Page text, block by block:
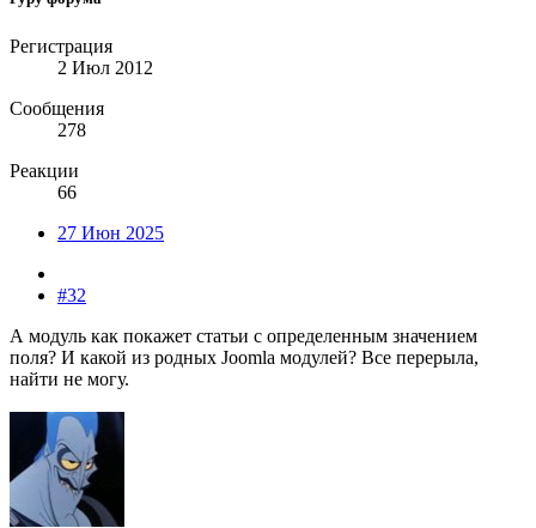
Регистрация
2 Июл 2012
Сообщения
278
Реакции
66
27 Июн 2025
#32
А модуль как покажет статьи с определенным значением
поля? И какой из родных Joomla модулей? Все перерыла,
найти не могу.